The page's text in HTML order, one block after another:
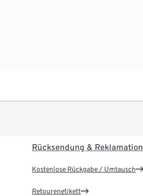
Rücksendung & Reklamation
Kostenlose Rückgabe / Umtausch
Retourenetikett